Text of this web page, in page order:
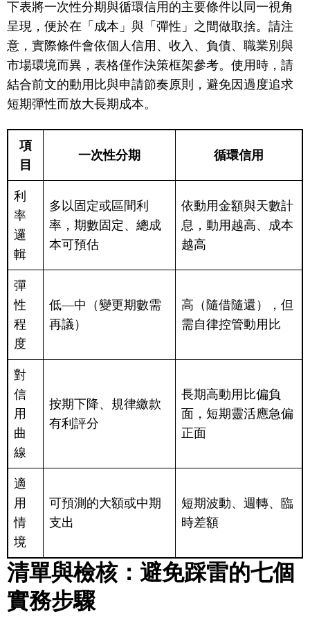
下表將一次性分期與循環信用的主要條件以同一視角
呈現，便於在「成本」與「彈性」之間做取捨。請注
意，實際條件會依個人信用、收入、負債、職業別與
市場環境而異，表格僅作決策框架參考。使用時，請
結合前文的動用比與申請節奏原則，避免因過度追求
短期彈性而放大長期成本。
項
目
一次性分期 循環信用
利
率
邏
輯
多以固定或區間利
率，期數固定、總成
本可預估
依動用金額與天數計
息，動用越高、成本
越高
彈
性
程
度
低—中（變更期數需
再議）
高（隨借隨還），但
需自律控管動用比
對
信
用
曲
線
按期下降、規律繳款
有利評分
長期高動用比偏負
面，短期靈活應急偏
正面
適
用
情
境
可預測的大額或中期
支出
短期波動、週轉、臨
時差額
清單與檢核：避免踩雷的七個
實務步驟